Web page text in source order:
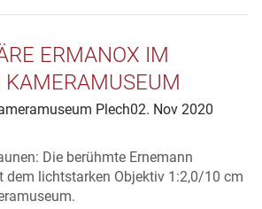
ERMANOX IM
KAMERAMUSEUM
Plech02. Nov 2020
Die berühmte Ernemann
dem lichtstarken Objektiv 1:2,0/10 cm